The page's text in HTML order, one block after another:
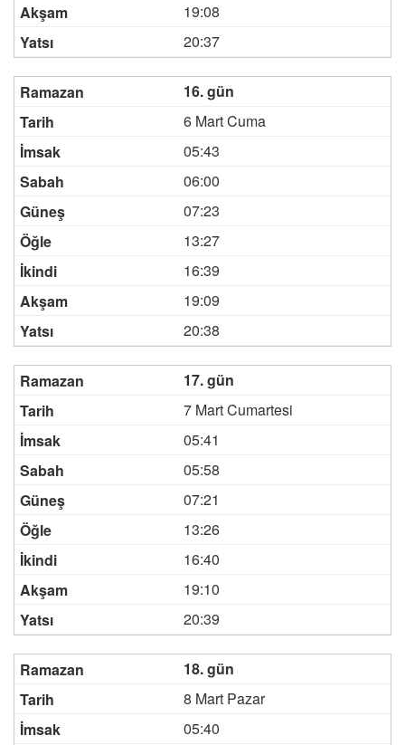
19:08
20:37
16. gün
6 Mart Cuma
05:43
06:00
07:23
13:27
16:39
19:09
20:38
17. gün
7 Mart Cumartesi
05:41
05:58
07:21
13:26
16:40
19:10
20:39
18. gün
8 Mart Pazar
05:40